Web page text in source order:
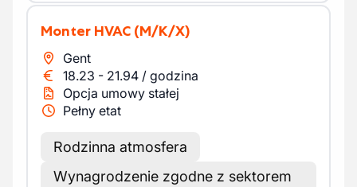
Monter HVAC (M/K/X)
Gent
18.23 - 21.94 / godzina
Opcja umowy stałej
Pełny etat
Rodzinna atmosfera
Wynagrodzenie zgodne z sektorem